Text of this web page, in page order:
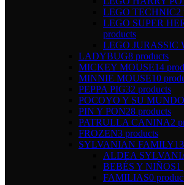
LEGO TECHNIC2
LEGO SUPER
products
LEGO JURASSIC
LADYBUG8 products
MICKEY MOUSE14
MINNIE MOUSE10
PEPPA PIG32 products
POCOYO Y SU MUNDO
PIN Y PON28 products
PATRULLA CANINA2
FROZEN3 products
SYLVANIAN FAMILY
ALDEA
BEBÉS Y NIÑOS1
FAMILIAS0